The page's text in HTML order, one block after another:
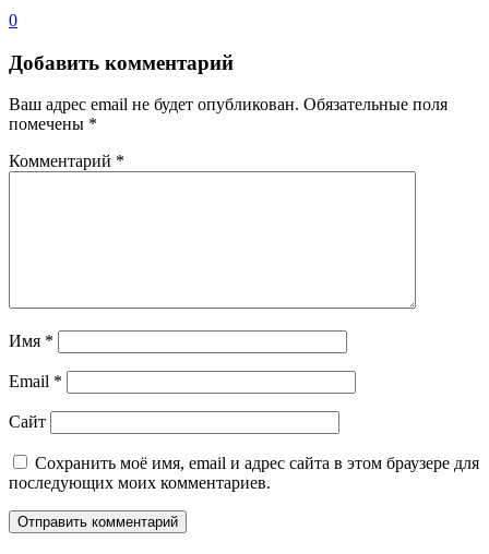
0
Добавить комментарий
Ваш адрес email не будет опубликован. Обязательные поля
помечены *
Комментарий *
Имя *
Email *
Сайт
Сохранить моё имя, email и адрес сайта в этом браузере для
последующих моих комментариев.